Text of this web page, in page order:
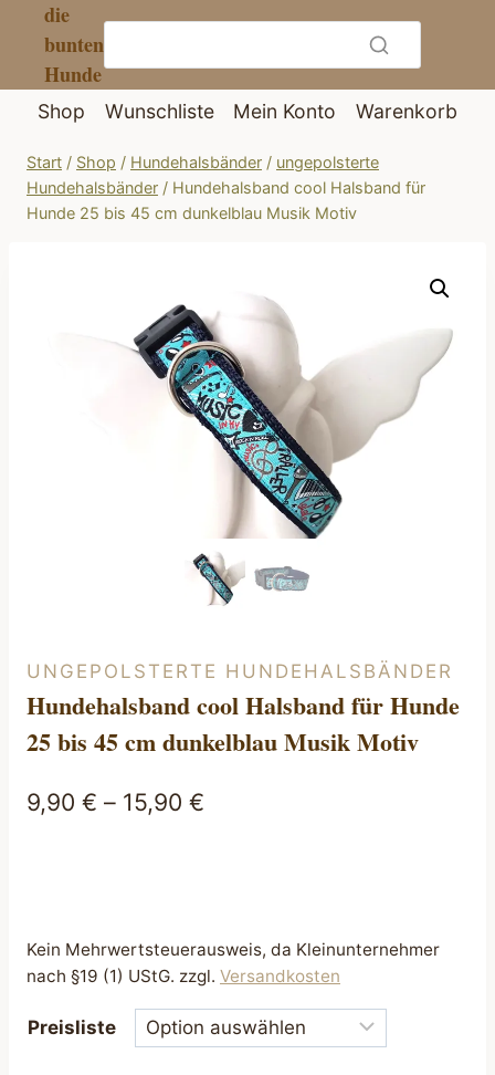
Inhalt
springen
die
bunten
Hunde
Shop Wunschliste Mein Konto Warenkorb
Start / Shop / Hundehalsbänder / ungepolsterte
Hundehalsbänder / Hundehalsband cool Halsband für
Hunde 25 bis 45 cm dunkelblau Musik Motiv
UNGEPOLSTERTE HUNDEHALSBÄNDER
Hundehalsband cool Halsband für Hunde
25 bis 45 cm dunkelblau Musik Motiv
9,90 € – 15,90 €
Kein Mehrwertsteuerausweis, da Kleinunternehmer
nach §19 (1) UStG. zzgl. Versandkosten
Preisliste